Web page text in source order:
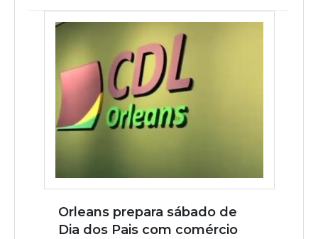
Orleans prepara sábado de
Dia dos Pais com comércio